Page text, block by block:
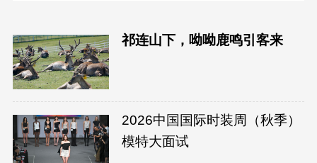
祁连山下，呦呦鹿鸣引客来
2026中国国际时装周（秋季）
模特大面试